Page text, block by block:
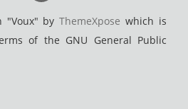
"Voux" byThemeXpose which is
of the GNU General Public